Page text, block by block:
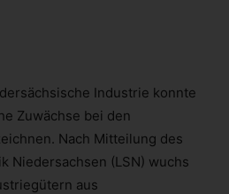
Industrie konnte
Zuwächse bei den
Nach Mitteilung des
Niedersachsen (LSN) wuchs
aus